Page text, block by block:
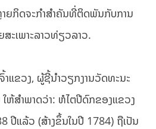
ຍກິດຈະກໍາສໍາຄັນທີ່ຕິດພັນກັບການ
ະເພາະລາວທ່ຽວລາວ.
າແຂວງ, ຜູ້ຊີ້ນໍາວຽກງານວັດທະນະ
ຫ້ສໍາພາດວ່າ: ຫໍໄຕປີດົກຂອງແຂວງ
ປີແລ້ວ (ສ້າງຂຶ້ນໃນປີ 1784) ຖືເປັນ